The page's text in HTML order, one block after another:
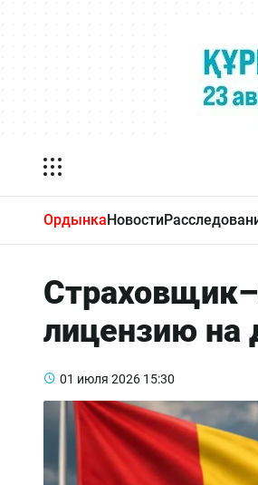
ОрдынкаНовости
лицензию на
01 июля 2026 15:30